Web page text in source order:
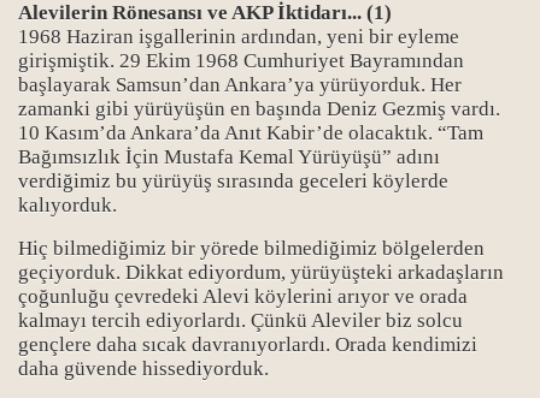
Alevilerin Rönesansı ve AKP İktidarı... (1)
1968 Haziran işgallerinin ardından, yeni bir eyleme
girişmiştik. 29 Ekim 1968 Cumhuriyet Bayramından
başlayarak Samsun’dan Ankara’ya yürüyorduk. Her
zamanki gibi yürüyüşün en başında Deniz Gezmiş vardı.
10 Kasım’da Ankara’da Anıt Kabir’de olacaktık. “Tam
Bağımsızlık İçin Mustafa Kemal Yürüyüşü” adını
verdiğimiz bu yürüyüş sırasında geceleri köylerde
kalıyorduk.
Hiç bilmediğimiz bir yörede bilmediğimiz bölgelerden
geçiyorduk. Dikkat ediyordum, yürüyüşteki arkadaşların
çoğunluğu çevredeki Alevi köylerini arıyor ve orada
kalmayı tercih ediyorlardı. Çünkü Aleviler biz solcu
gençlere daha sıcak davranıyorlardı. Orada kendimizi
daha güvende hissediyorduk.
1
2
4
5
6